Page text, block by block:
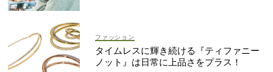
ファッション
タイムレスに輝き続ける『ティファニー
ノット』は日常に上品さをプラス！